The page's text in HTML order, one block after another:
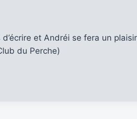
et Andréi se fera un
du Perche)